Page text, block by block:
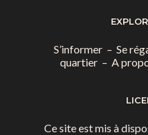
S’informer – Se
quartier– A
Ce site est mis à